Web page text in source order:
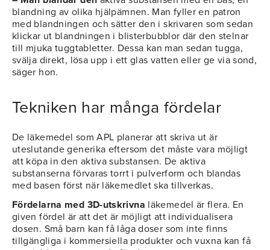
blandning av olika hjälpämnen. Man fyller en patron
med blandningen och sätter den i skrivaren som sedan
klickar ut blandningen i blisterbubblor där den stelnar
till mjuka tuggtabletter. Dessa kan man sedan tugga,
svälja direkt, lösa upp i ett glas vatten eller ge via sond,
säger hon.
Tekniken har många fördelar
De läkemedel som APL planerar att skriva ut är
uteslutande generika eftersom det måste vara möjligt
att köpa in den aktiva substansen. De aktiva
substanserna förvaras torrt i pulverform och blandas
med basen först när läkemedlet ska tillverkas.
Fördelarna med 3D-utskrivna läkemedel är flera. En
given fördel är att det är möjligt att individualisera
dosen. Små barn kan få låga doser som inte finns
tillgängliga i kommersiella produkter och vuxna kan få